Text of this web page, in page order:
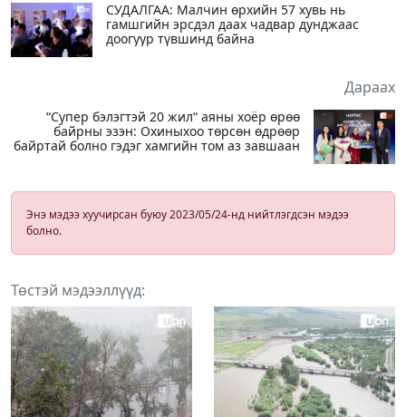
СУДАЛГАА: Малчин өрхийн 57 хувь нь
гамшгийн эрсдэл даах чадвар дунджаас
доогуур түвшинд байна
Дараах
“Супер бэлэгтэй 20 жил“ аяны хоёр өрөө
байрны эзэн: Охиныхоо төрсөн өдрөөр
байртай болно гэдэг хамгийн том аз завшаан
Энэ мэдээ хуучирсан буюу 2023/05/24-нд нийтлэгдсэн мэдээ
болно.
Төстэй мэдээллүүд: